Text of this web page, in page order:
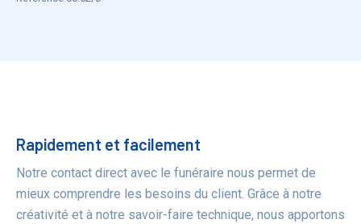
Bénéfices
Rapidement et facilement
Notre contact direct avec le funéraire nous permet de
mieux comprendre les besoins du client. Grâce à notre
créativité et à notre savoir-faire technique, nous apportons